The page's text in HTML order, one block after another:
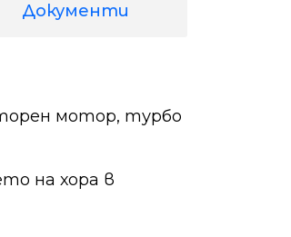
Документи
мотор, турбо
на хора в